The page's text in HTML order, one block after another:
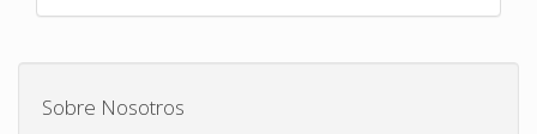
Sobre Nosotros